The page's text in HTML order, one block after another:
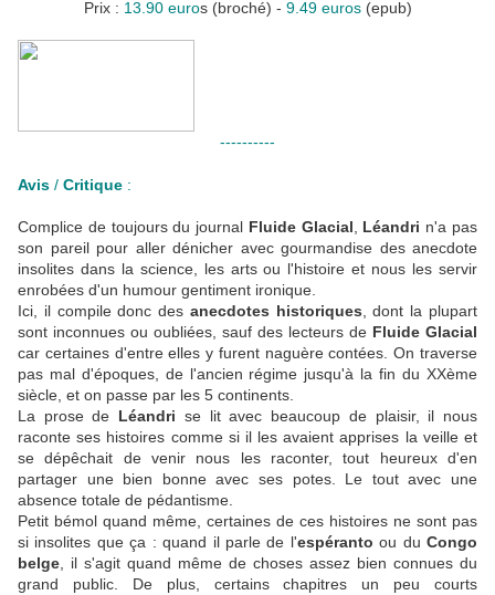
Prix : 13.90 euros (broché) - 9.49 euros(epub)
----------
Avis / Critique :
Complice de toujours du journal Fluide Glacial Léandri n'a pas
son pareil pour aller dénicher avec gourmandise des anecdote
insolites dans la science, les arts ou l'histoire et nous les servir
enrobées d'un humour gentiment ironique.
Ici, il compile donc des anecdotes historiques , dont la plupart
sont inconnues ou oubliées, sauf des lecteurs de Fluide Glacial
car certaines d'entre elles y furent naguère contées. On traverse
pas mal d'époques, de l'ancien régime jusqu'à la fin du XXème
siècle, et on passe par les 5 continents.
La prose de Léandri se lit avec beaucoup de plaisir, il nous
raconte ses histoires comme si il les avaient apprises la veille et
se dépêchait de venir nous les raconter, tout heureux d'en
partager une bien bonne avec ses potes. Le tout avec une
absence totale de pédantisme.
Petit bémol quand même, certaines de ces histoires ne sont pas
si insolites que ça : quand il parle de l'espéranto ou du Congo
belge , il s'agit quand même de choses assez bien connues du
grand public. De plus, certains chapitres un peu courts